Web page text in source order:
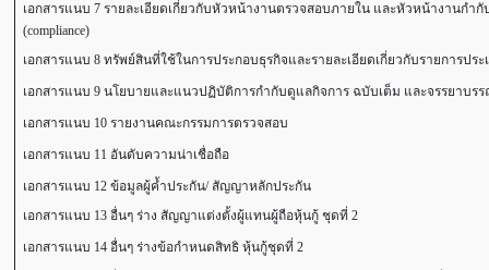
เอกสารแนบ 7 รายละเอียดเกี่ยวกับหัวหน้างานตรวจสอบภายใน และหัวหน้างานก
(compliance)
เอกสารแนบ 8 ทรัพย์สินที่ใช้ในการประกอบธุรกิจและรายละเอียดเกี่ยวกับรายการปร
เอกสารแนบ 9 นโยบายและแนวปฏิบัติการกำกับดูแลกิจการ ฉบับเต็ม และจรรยาบ
เอกสารแนบ 10 รายงานคณะกรรมการตรวจสอบ
เอกสารแนบ 11 อันดับความน่าเชื่อถือ
เอกสารแนบ 12 ข้อมูลผู้ค้ำประกัน/ สัญญาหลักประกัน
เอกสารแนบ 13 อื่นๆ ร่าง สัญญาแต่งตั้งผู้แทนผู้ถือหุ้นกู้ ชุดที่ 2
เอกสารแนบ 14 อื่นๆ ร่างข้อกำหนดสิทธิ หุ้นกู้ชุดที่ 2